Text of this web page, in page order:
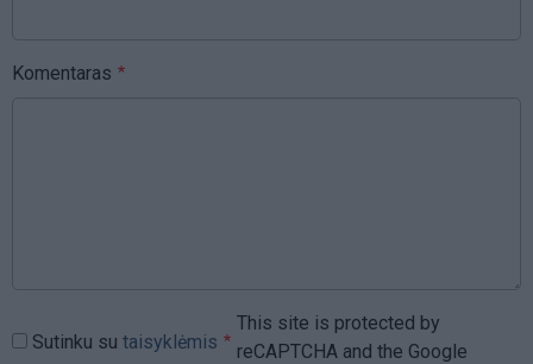
Komentaras
Sutinku su taisyklėmis
This site is protected by
reCAPTCHA and the Google